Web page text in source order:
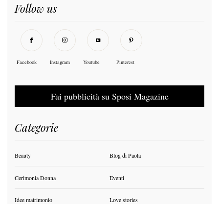
Follow us
Facebook Instagram Youtube Pinterest
Fai pubblicità su Sposi Magazine
Categorie
Beauty Blog di Paola
Cerimonia Donna Eventi
Idee matrimonio Love stories